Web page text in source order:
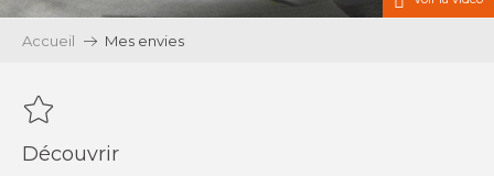
Accueil Mes envies
Découvrir